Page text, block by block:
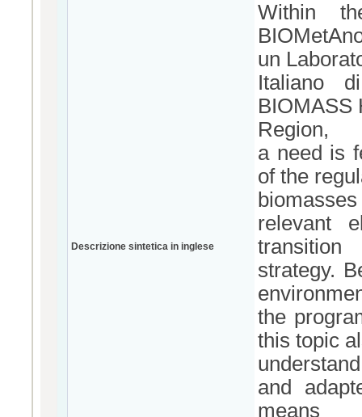
Descrizione sintetica in inglese
Within
un
Italiano
BIOMASS
Region,
a need is
of the
relevant
transition
strategy.
the
this topic
and
means